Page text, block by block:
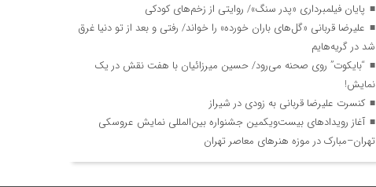
پایان فیلمبرداری «پدر سنگ»/ روایتی از زخم‌های کودکی
علیرضا قربانی «گل‌های باران خورده» را خواند/ رفتی و بعد از تو دنیا غرق
شد در گریه‌هایم
“بایکوت” روی صحنه می‌رود/ حسین میرزائیان با هفت نقش در یک
نمایش!
کنسرت علیرضا قربانی به زودی در شیراز
آغاز رویدادهای بیست‌ویکمین جشنواره بین‌المللی نمایش عروسکی
تهران–مبارک در موزه هنرهای معاصر تهران